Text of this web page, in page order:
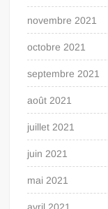
novembre 2021
octobre 2021
septembre 2021
août 2021
juillet 2021
juin 2021
mai 2021
avril 2021